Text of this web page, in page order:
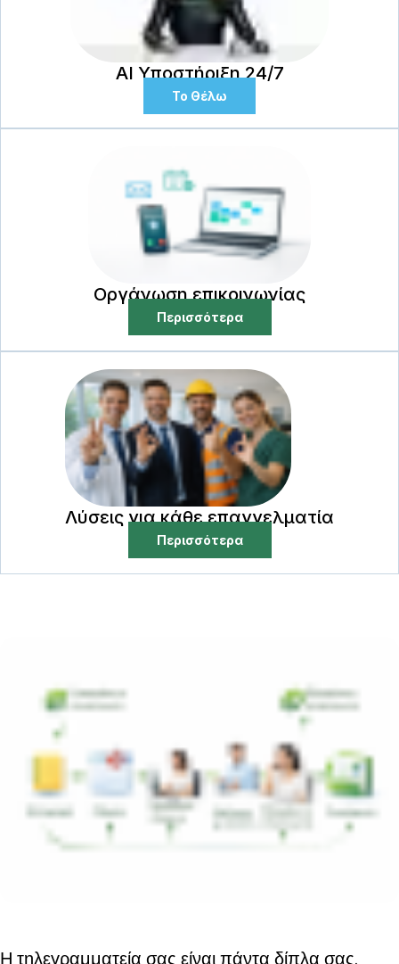
AI Υποστήριξη 24/7
Το Θέλω
Οργάνωση επικοινωνίας
Περισσότερα
Λύσεις για κάθε επαγγελματία
Περισσότερα
Η τηλεγραμματεία σας είναι πάντα δίπλα σας.